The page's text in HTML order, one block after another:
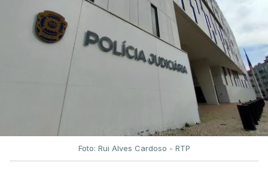
Foto: Rui Alves Cardoso - RTP